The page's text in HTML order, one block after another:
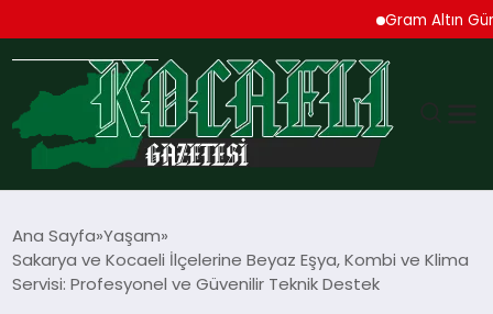
Gram Altın Güne
TEKNOLOJI
Ana Sayfa Yaşam
Sakarya ve Kocaeli İlçelerine Beyaz Eşya, Kombi ve Klima
Servisi: Profesyonel ve Güvenilir Teknik Destek